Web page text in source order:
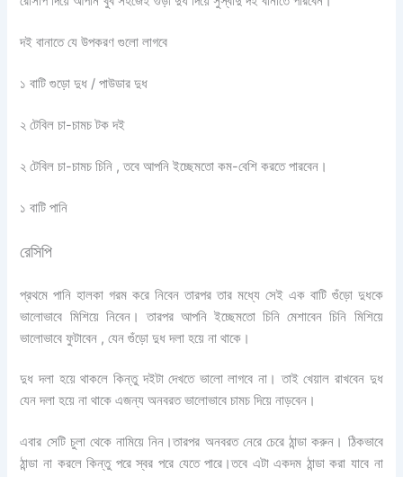
দই বানাতে যে উপকরণ গুলো লাগবে
১ বাটি গুড়ো দুধ / পাউডার দুধ
২ টেবিল চা-চামচ টক দই
২ টেবিল চা-চামচ চিনি , তবে আপনি ইচ্ছেমতো কম-বেশি করতে পারবেন।
১ বাটি পানি
রেসিপি
প্রথমে পানি হালকা গরম করে নিবেন তারপর তার মধ্যে সেই এক বাটি গুঁড়ো দুধকে
ভালোভাবে মিশিয়ে নিবেন। তারপর আপনি ইচ্ছেমতো চিনি মেশাবেন চিনি মিশিয়ে
ভালোভাবে ফুটাবেন , যেন গুঁড়ো দুধ দলা হয়ে না থাকে।
দুধ দলা হয়ে থাকলে কিন্তু দইটা দেখতে ভালো লাগবে না। তাই খেয়াল রাখবেন দুধ
যেন দলা হয়ে না থাকে এজন্য অনবরত ভালোভাবে চামচ দিয়ে নাড়বেন।
এবার সেটি চুলা থেকে নামিয়ে নিন।তারপর অনবরত নেরে চেরে ঠান্ডা করুন। ঠিকভাবে
ঠান্ডা না করলে কিন্তু পরে স্বর পরে যেতে পারে।তবে এটা একদম ঠান্ডা করা যাবে না